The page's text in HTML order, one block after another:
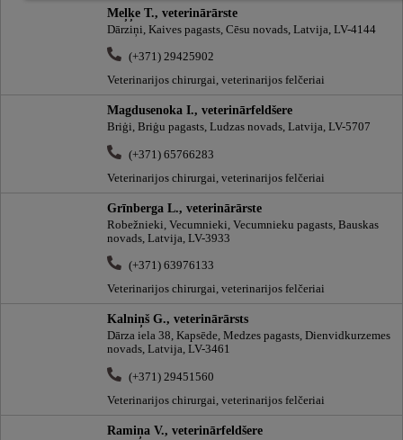
Meļķe T., veterinārārste
Dārziņi, Kaives pagasts, Cēsu novads, Latvija, LV-4144
(+371) 29425902
Veterinarijos chirurgai, veterinarijos felčeriai
Magdusenoka I., veterinārfeldšere
Briģi, Briģu pagasts, Ludzas novads, Latvija, LV-5707
(+371) 65766283
Veterinarijos chirurgai, veterinarijos felčeriai
Grīnberga L., veterinārārste
Robežnieki, Vecumnieki, Vecumnieku pagasts, Bauskas
novads, Latvija, LV-3933
(+371) 63976133
Veterinarijos chirurgai, veterinarijos felčeriai
Kalniņš G., veterinārārsts
Dārza iela 38, Kapsēde, Medzes pagasts, Dienvidkurzemes
novads, Latvija, LV-3461
(+371) 29451560
Veterinarijos chirurgai, veterinarijos felčeriai
Ramiņa V., veterinārfeldšere